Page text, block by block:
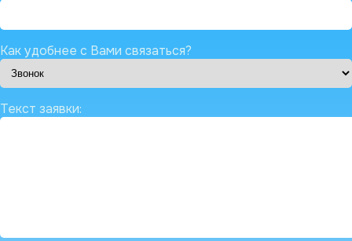
Как удобнее с Вами связаться?
Текст заявки: